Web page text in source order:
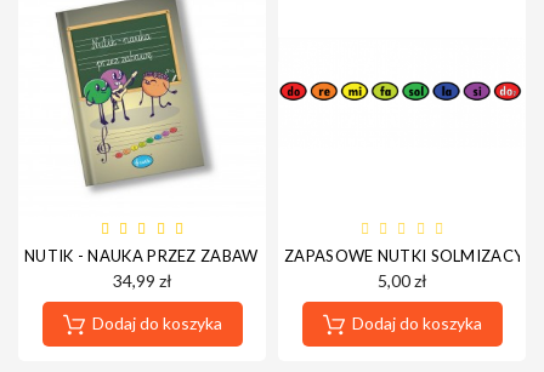
NUTIK - NAUKA PRZEZ ZABAWĘ - KSIĄŻKA
34,99 zł
Dodaj do koszyka
ZAPASOWE NUTKI
5,00 zł
Dodaj do koszyka